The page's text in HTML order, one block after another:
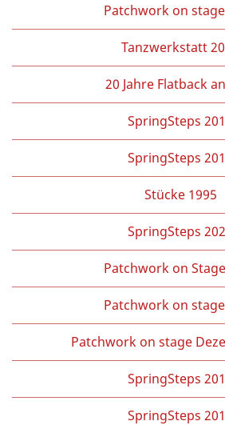
Patchwork on
Tanzwerkstatt
20 Jahre Flatback
SpringSteps
SpringSteps
Stücke 1995
SpringSteps
Patchwork on
Patchwork on
Patchwork on stage
SpringSteps
SpringSteps